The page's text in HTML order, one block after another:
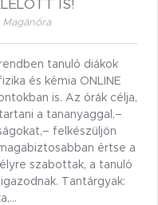
IS!
tanuló diákok
és kémia ONLINE
is. Az órák célja,
a tananyaggal,–
felkészüljön
értse a
szabottak, a tanuló
Tantárgyak: